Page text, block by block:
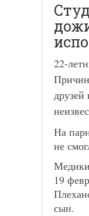
22-
друзей
На
не
19
сын.